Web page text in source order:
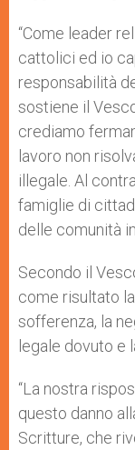
“Come leader
cattolici ed io
responsabilità
sostiene il
crediamo
lavoro non
illegale. Al
famiglie di
delle comunità
Secondo il
come risultato
sofferenza, la
legale dovuto e
“La nostra
questo danno
Scritture, che